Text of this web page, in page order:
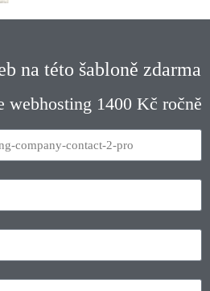
na této šabloně zdarma
webhosting 1400 Kč ročně